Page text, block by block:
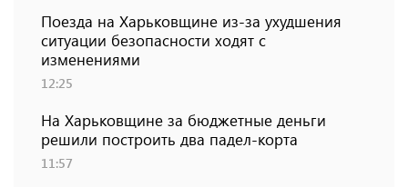
Поезда на Харьковщине из-за ухудшения
ситуации безопасности ходят с
изменениями
12:25
На Харьковщине за бюджетные деньги
решили построить два падел-корта
11:57